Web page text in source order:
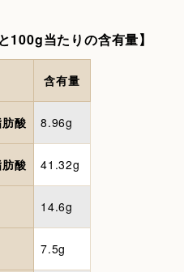
100g当たりの含有量】
含有量
酸 8.96g
酸 41.32g
14.6g
7.5g